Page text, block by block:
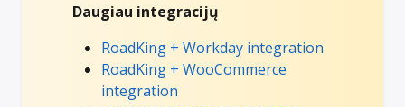
Daugiau integracijų
RoadKing + Workday integration
RoadKing + WooCommerce
integration